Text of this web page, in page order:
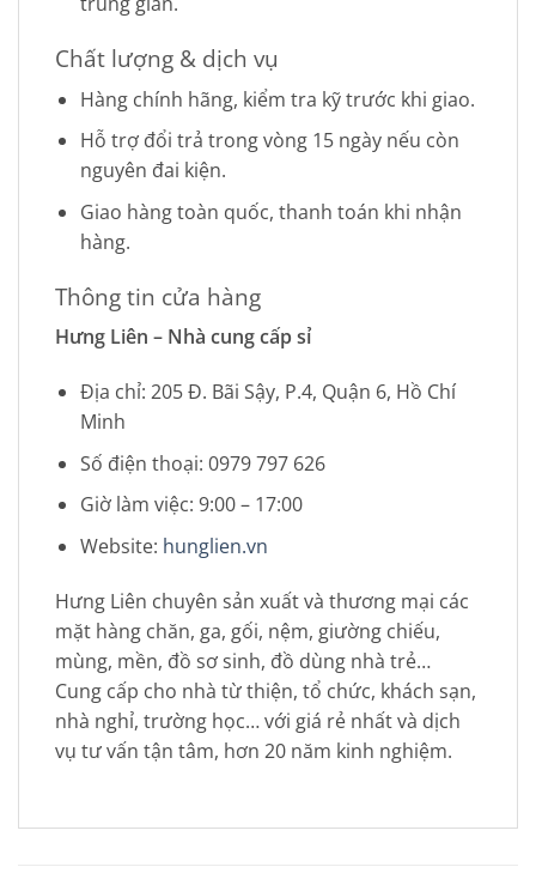
Chất lượng & dịch vụ
Hàng chính hãng, kiểm tra kỹ trước khi giao.
Hỗ trợ đổi trả trong vòng 15 ngày nếu còn
nguyên đai kiện.
Giao hàng toàn quốc, thanh toán khi nhận
hàng.
Thông tin cửa hàng
Hưng Liên – Nhà cung cấp sỉ
Địa chỉ: 205 Đ. Bãi Sậy, P.4, Quận 6, Hồ Chí
Minh
Số điện thoại: 0979 797 626
Giờ làm việc: 9:00 – 17:00
Website: hunglien.vn
Hưng Liên chuyên sản xuất và thương mại các
mặt hàng chăn, ga, gối, nệm, giường chiếu,
mùng, mền, đồ sơ sinh, đồ dùng nhà trẻ…
Cung cấp cho nhà từ thiện, tổ chức, khách sạn,
nhà nghỉ, trường học… với giá rẻ nhất và dịch
vụ tư vấn tận tâm, hơn 20 năm kinh nghiệm.